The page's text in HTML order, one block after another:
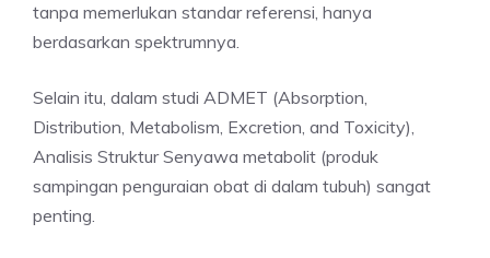
tanpa memerlukan standar referensi, hanya
berdasarkan spektrumnya.
Selain itu, dalam studi ADMET (Absorption,
Distribution, Metabolism, Excretion, and Toxicity),
Analisis Struktur Senyawa metabolit (produk
sampingan penguraian obat di dalam tubuh) sangat
penting.